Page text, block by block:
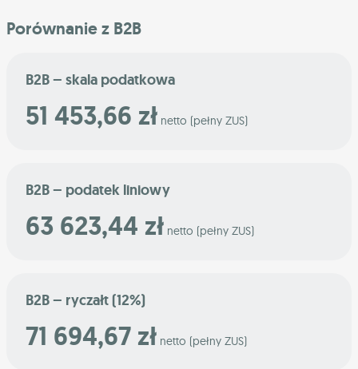
Porównanie z B2B
B2B – skala podatkowa
51 453,66 zł netto (pełny ZUS)
B2B – podatek liniowy
63 623,44 zł netto (pełny ZUS)
B2B – ryczałt (12%)
71 694,67 zł netto (pełny ZUS)